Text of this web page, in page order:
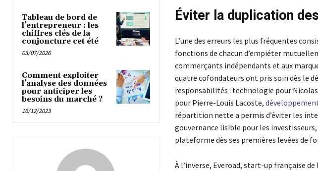
Tableau de bord de
l’entrepreneur : les
chiffres clés de la
conjoncture cet été
03/07/2026
Comment exploiter
l’analyse des données
pour anticiper les
besoins du marché ?
16/12/2023
Éviter la duplication
L’une des erreurs les plus fréquentes
fonctions de chacun d’empiéter
commerçants indépendants et aux
quatre cofondateurs ont pris soin dès le
responsabilités : technologie pour
pour Pierre-Louis Lacoste,
répartition nette a permis d’éviter les
gouvernance lisible pour les
plateforme dès ses premières levées de
À l’inverse, Everoad, start-up française